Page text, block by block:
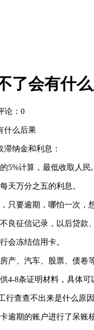
了会有什
论：0
什么后果
纳金和利息：
5%计算，最低收取人民
天万分之五的利息。
只要逾期，哪怕一次，
良征信记录，以后贷款
会冻结信用卡。
产、汽车、股票、债卷
4-8条证明材料，具体
行查查不出来是什么原因
逾期的账户进行了呆账